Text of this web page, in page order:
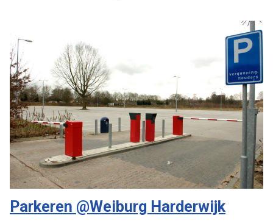
Parkeren @Weiburg Harderwijk